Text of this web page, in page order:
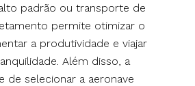
padrão ou transporte de
permite otimizar o
a produtividade e viajar
Além disso, a
de selecionar a aeronave